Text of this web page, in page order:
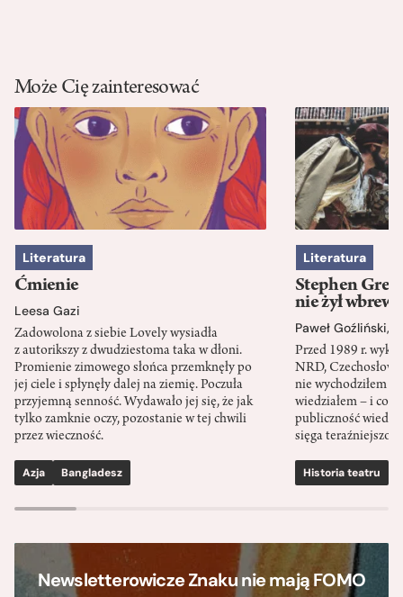
Może Cię zainteresować
Literatura
Ćmienie
Leesa Gazi
Zadowolona z siebie Lovely wysiadła
z autorikszy z dwudziestoma taka w dłoni.
Promienie zimowego słońca przemknęły po
jej ciele i spłynęły dalej na ziemię. Poczuła
przyjemną senność. Wydawało jej się, że jak
tylko zamknie oczy, pozostanie w tej chwili
przez wieczność.
Azja Bangladesz
Literatura
Stephen
nie żył wbrew
Paweł Goźliński,
Przed 1989 r.
NRD,
nie wychodziłem
wiedziałem – i co
publiczność
sięga
Historia teatru
Newsletterowicze Znaku nie mają FOMO